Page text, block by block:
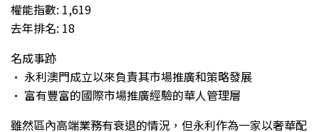
權能指數: 1,619
去年排名: 18
名成事跡
• 永利澳門成立以來負責其市場推廣和策略發展
• 富有豐富的國際市場推廣經驗的華人管理層
雖然區內高端業務有衰退的情況，但永利作為一家以奢華配